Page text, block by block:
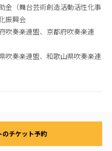
金（舞台芸術創造活動活性化事
振興会
吹奏楽連盟、京都府吹奏楽連
奏楽連盟、和歌山県吹奏楽連
のチケット予約